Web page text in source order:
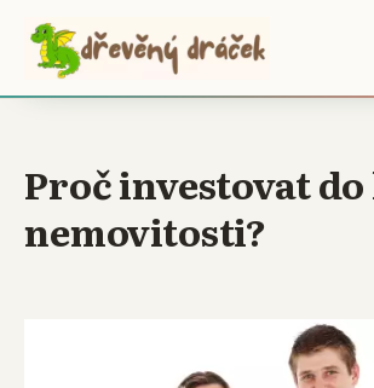
Proč investovat
nemovitosti?